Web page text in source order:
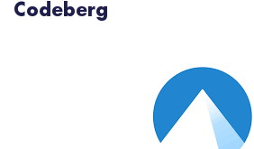
Codeberg